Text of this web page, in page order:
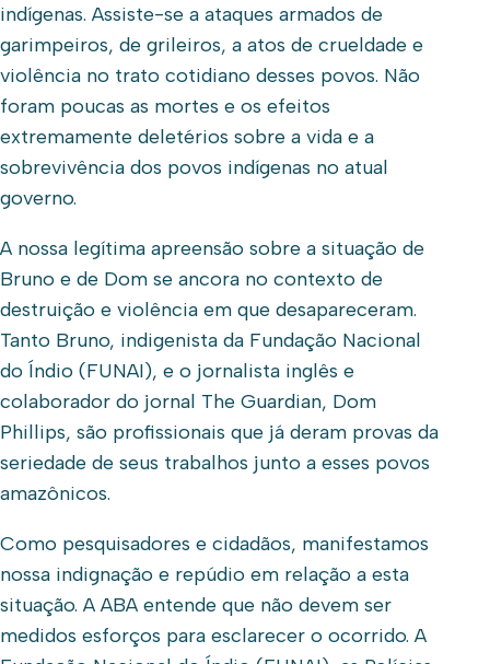
indígenas. Assiste-se a ataques armados de
garimpeiros, de grileiros, a atos de crueldade e
violência no trato cotidiano desses povos. Não
foram poucas as mortes e os efeitos
extremamente deletérios sobre a vida e a
sobrevivência dos povos indígenas no atual
governo.
A nossa legítima apreensão sobre a situação de
Bruno e de Dom se ancora no contexto de
destruição e violência em que desapareceram.
Tanto Bruno, indigenista da Fundação Nacional
do Índio (FUNAI), e o jornalista inglês e
colaborador do jornal The Guardian, Dom
Phillips, são profissionais que já deram provas da
seriedade de seus trabalhos junto a esses povos
amazônicos.
Como pesquisadores e cidadãos, manifestamos
nossa indignação e repúdio em relação a esta
situação. A ABA entende que não devem ser
medidos esforços para esclarecer o ocorrido. A